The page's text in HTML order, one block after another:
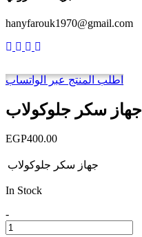
hanyfarouk1970@gmail.com
اطلب المنتج عبر الواتساب
جهاز سكر جلوكولاب
EGP400.00
جهاز سكر جلوكولاب
In Stock
جهاز
سكر
-